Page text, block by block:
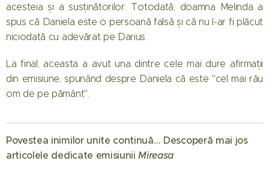
acesteia și a susținătorilor. Totodată, doamna Melinda a
spus că Daniela este o persoană falsă și că nu l-ar fi plăcut
niciodată cu adevărat pe Darius.
La final, aceasta a avut una dintre cele mai dure afirmații
din emisiune, spunând despre Daniela că este "cel mai rău
om de pe pământ".
Povestea inimilor unite continuă… Descoperă mai jos
articolele dedicate emisiuniiMireasa
Când
începe
Regatul
inimii.
Preda se